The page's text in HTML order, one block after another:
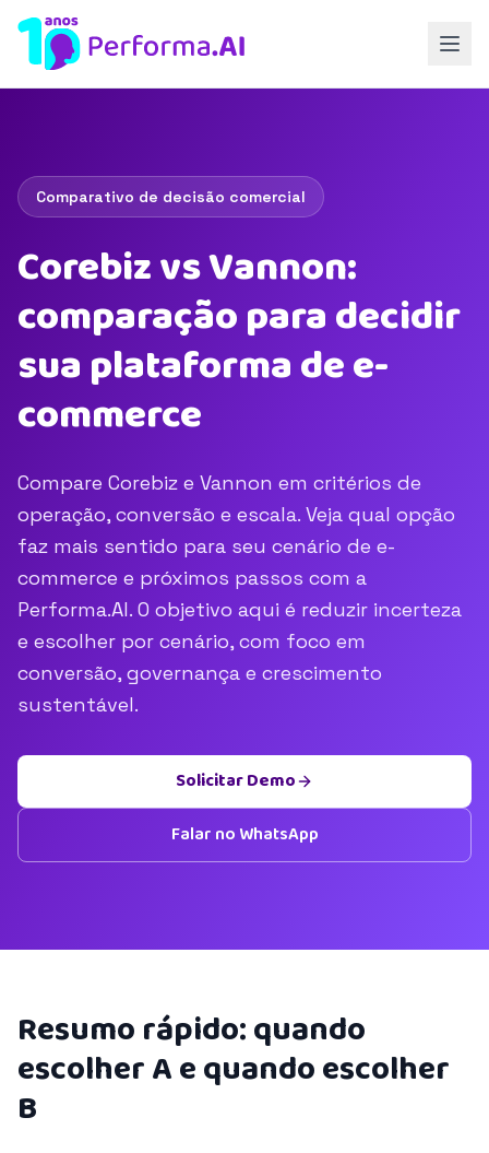
Comparativo de decisão comercial
Corebiz vs Vannon:
comparação para decidir
sua plataforma de e-
commerce
Compare Corebiz e Vannon em critérios de
operação, conversão e escala. Veja qual opção
faz mais sentido para seu cenário de e-
commerce e próximos passos com a
Performa.AI. O objetivo aqui é reduzir incerteza
e escolher por cenário, com foco em
conversão, governança e crescimento
sustentável.
Solicitar Demo
Falar no WhatsApp
Resumo rápido: quando
escolher A e quando escolher
B